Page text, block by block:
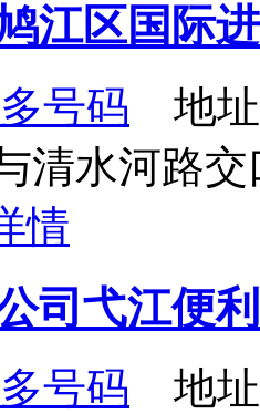
江区国际
号码 地址
清水河路
情
司弋江便
号码 地址